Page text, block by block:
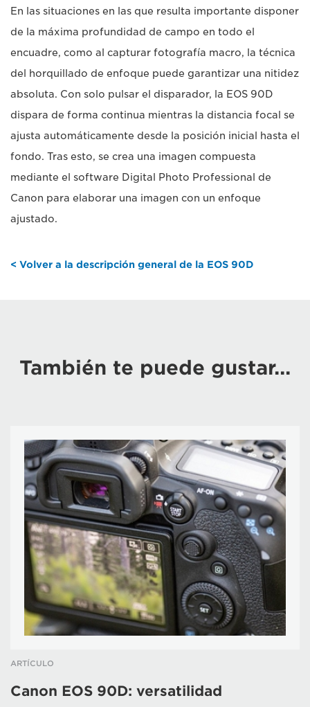
En las situaciones en las que resulta importante disponer
de la máxima profundidad de campo en todo el
encuadre, como al capturar fotografía macro, la técnica
del horquillado de enfoque puede garantizar una nitidez
absoluta. Con solo pulsar el disparador, la EOS 90D
dispara de forma continua mientras la distancia focal se
ajusta automáticamente desde la posición inicial hasta el
fondo. Tras esto, se crea una imagen compuesta
mediante el software Digital Photo Professional de
Canon para elaborar una imagen con un enfoque
ajustado.
< Volver a la descripción general de la EOS 90D
También te puede gustar...
ARTÍCULO
Canon EOS 90D: versatilidad